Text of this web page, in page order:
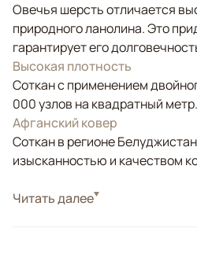
Овечья шерсть отличается
природного ланолина. Это
гарантирует его
Высокая плотность
Соткан с применением
000 узлов на квадратный метр.
Афганский ковер
Соткан в регионе
изысканностью и качеством
СтильКлассические
Читать далее